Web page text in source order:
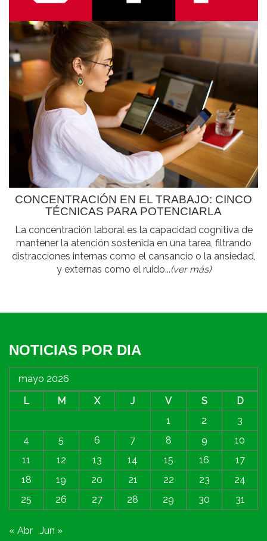
CONCENTRACIÓN EN EL TRABAJO: CINCO
TÉCNICAS PARA POTENCIARLA
La concentración laboral es la capacidad cognitiva de
mantener la atención sostenida en una tarea, filtrando
distracciones internas como el cansancio o la ansiedad,
y externas como el ruido...(ver más)
NOTICIAS POR DIA
mayo 2026
L
M X J V S
D
1
2
3
4
5 6 7 8 9
10
11
12 13 14 15 16
17
18
19 20 21 22 23
24
25
26 27 28 29 30 31
« Abr Jun »